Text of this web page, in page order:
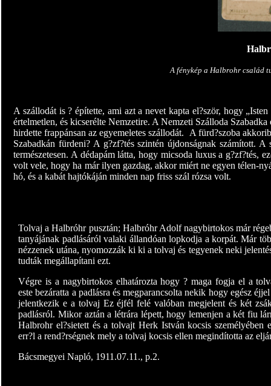
A fénykép a Halbrohr család
A szállodát is ? építette, ami azt a nevet kapta el?ször, hogy
értelmetlen, és kicserélte Nemzetire. A Nemzeti Szálloda
hirdette frappánsan az egyemeletes szállodát.
A fürd?szoba
Szabadkán fürdeni? A g?zf?tés szintén újdonságnak számított.
természetesen. A dédapám látta, hogy micsoda luxus a g?zf?tés,
volt vele, hogy ha már ilyen gazdag, akkor miért ne egyen télen-
hó, és a kabát hajtókáján minden nap friss szál rózsa volt.
Tolvaj a Halbróhr pusztán; Halbróhr Adolf nagybirtokos már
tanyájának padlásáról valaki állandóan lopkodja a korpát. Már
nézzenek utána, nyomozzák ki ki a tolvaj és tegyenek neki
tudták megállapítani ezt.
Végre is a nagybirtokos elhatározta hogy ? maga fogja el a
este bezáratta a padlásra és megparancsolta nekik hogy egész
jelentkezik e a tolvaj Ez éjfél felé valóban megjelent és két
padlásról. Mikor aztán a létrára lépett, hogy lemenjen a két fiu
Halbrohr el?sietett és a tolvajt Herk István kocsis személyében
err?l a rend?rségnek mely a tolvaj kocsis ellen megindította az
Bácsmegyei Napló, 1911.07.11., p.2.